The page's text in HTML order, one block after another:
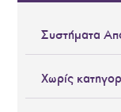
Συστήματα
Χωρίς